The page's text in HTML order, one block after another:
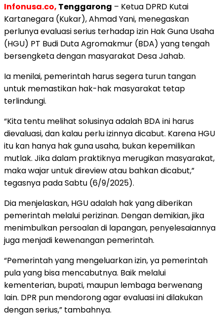
Infonusa.co, Tenggarong – Ketua DPRD Kutai
Kartanegara (Kukar), Ahmad Yani, menegaskan
perlunya evaluasi serius terhadap izin Hak Guna Usaha
(HGU) PT Budi Duta Agromakmur (BDA) yang tengah
bersengketa dengan masyarakat Desa Jahab.
Ia menilai, pemerintah harus segera turun tangan
untuk memastikan hak-hak masyarakat tetap
terlindungi.
“Kita tentu melihat solusinya adalah BDA ini harus
dievaluasi, dan kalau perlu izinnya dicabut. Karena HGU
itu kan hanya hak guna usaha, bukan kepemilikan
mutlak. Jika dalam praktiknya merugikan masyarakat,
maka wajar untuk direview atau bahkan dicabut,”
tegasnya pada Sabtu (6/9/2025).
Dia menjelaskan, HGU adalah hak yang diberikan
pemerintah melalui perizinan. Dengan demikian, jika
menimbulkan persoalan di lapangan, penyelesaiannya
juga menjadi kewenangan pemerintah.
“Pemerintah yang mengeluarkan izin, ya pemerintah
pula yang bisa mencabutnya. Baik melalui
kementerian, bupati, maupun lembaga berwenang
lain. DPR pun mendorong agar evaluasi ini dilakukan
dengan serius,” tambahnya.